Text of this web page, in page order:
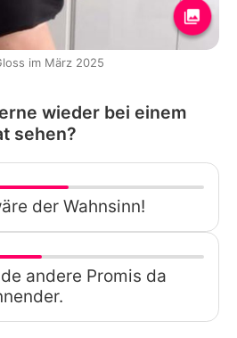
im März 2025
wieder bei einem
sehen?
der Wahnsinn!
andere Promis da